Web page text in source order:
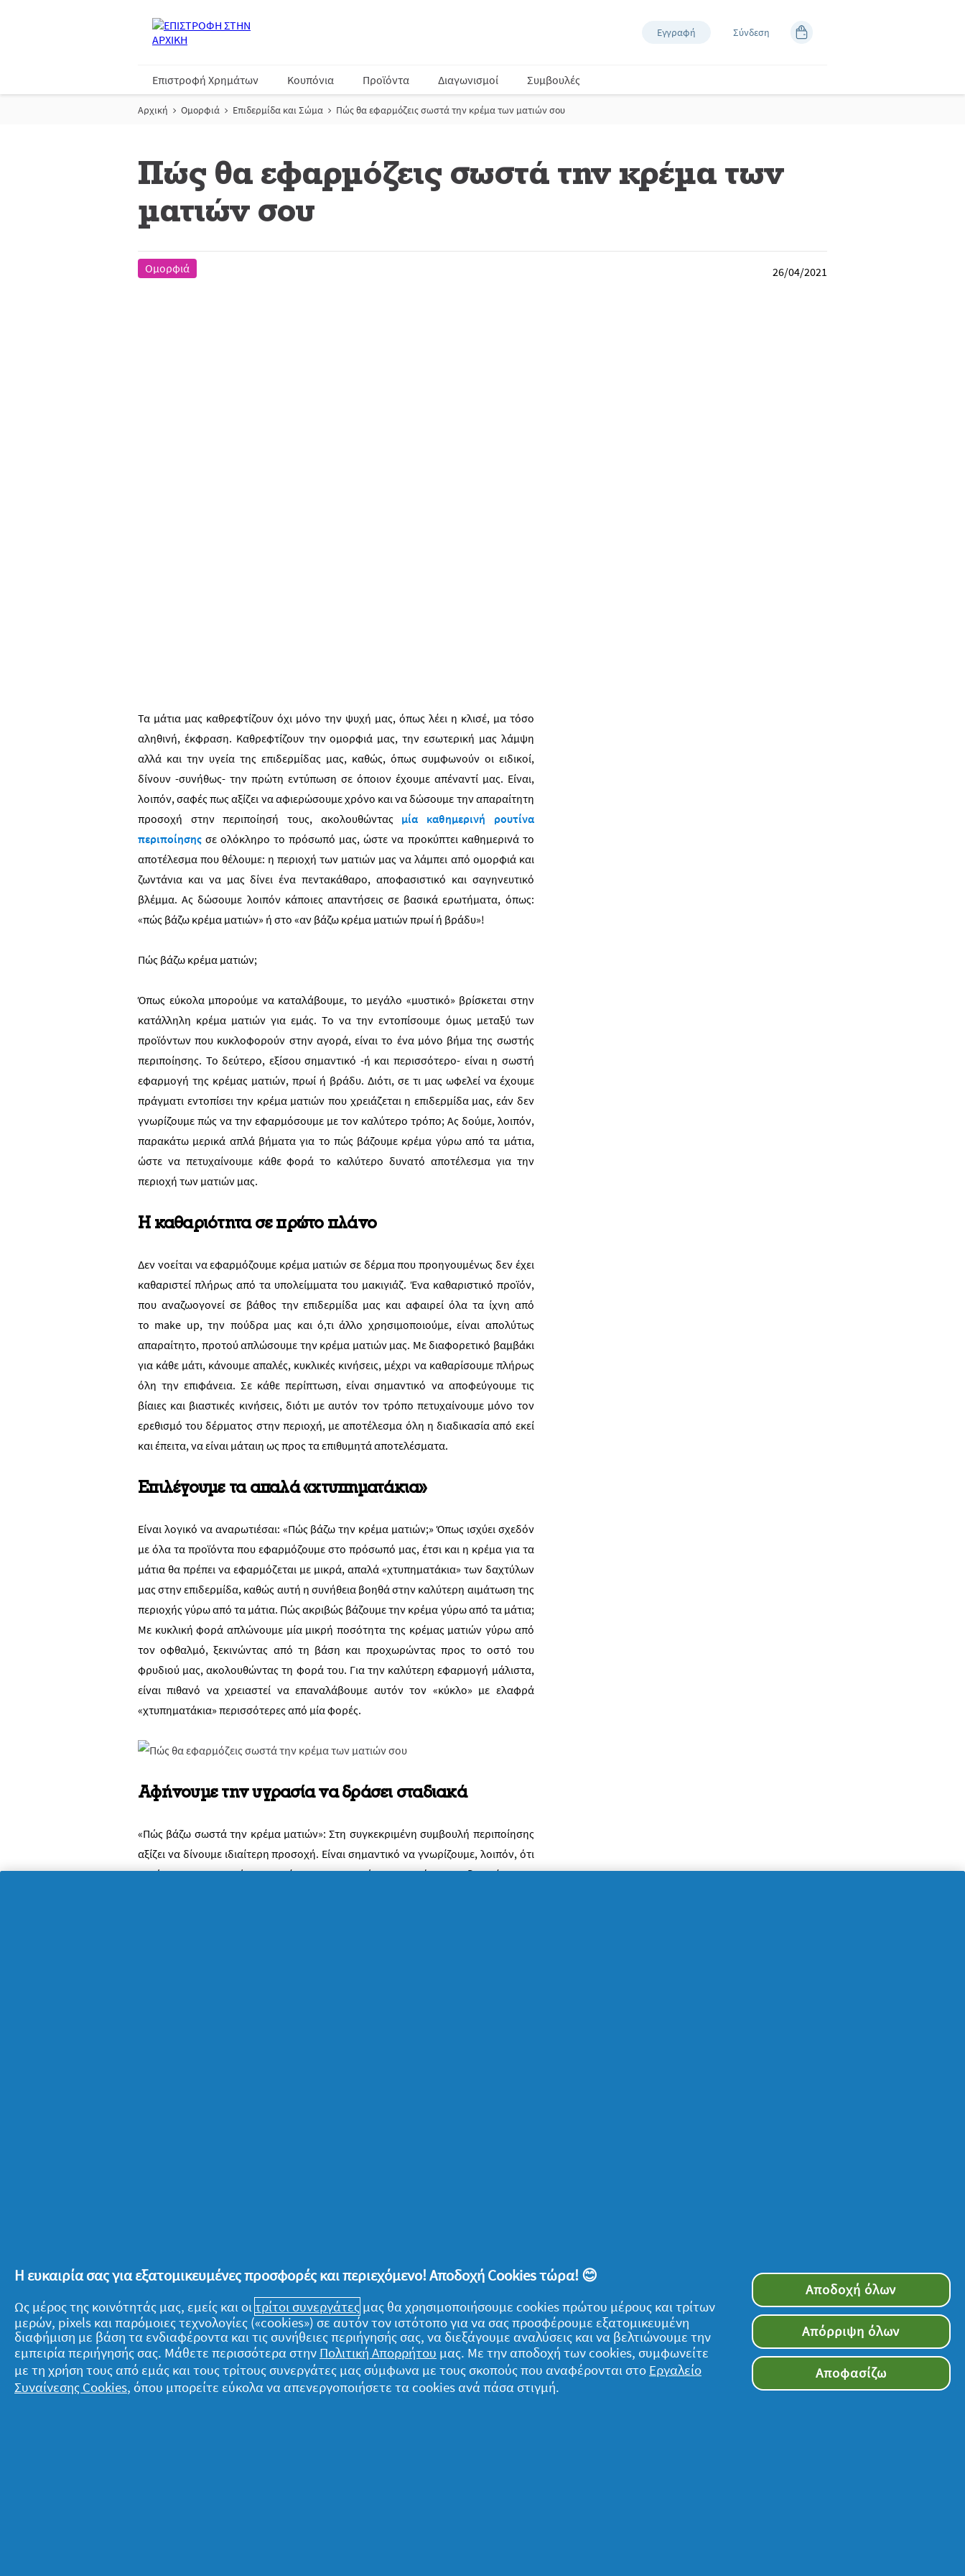
Εγγραφή Σύνδεση
Επιστροφή Χρημάτων Κουπόνια Προϊόντα Διαγωνισμοί Συμβουλές
Αρχική Ομορφιά Επιδερμίδα και Σώμα Πώς θα εφαρμόζεις σωστά την κρέμα των ματιών σου
Πώς θα εφαρμόζεις σωστά την κρέμα των
ματιών σου
Ομορφιά 26/04/2021
Τα μάτια μας καθρεφτίζουν όχι μόνο την ψυχή μας, όπως λέει η κλισέ, μα τόσο
αληθινή, έκφραση. Καθρεφτίζουν την ομορφιά μας, την εσωτερική μας λάμψη
αλλά και την υγεία της επιδερμίδας μας, καθώς, όπως συμφωνούν οι ειδικοί,
δίνουν -συνήθως- την πρώτη εντύπωση σε όποιον έχουμε απέναντί μας. Είναι,
λοιπόν, σαφές πως αξίζει να αφιερώσουμε χρόνο και να δώσουμε την απαραίτητη
προσοχή στην περιποίησή τους, ακολουθώντας μία καθημερινή ρουτίνα
περιποίησης σε ολόκληρο το πρόσωπό μας, ώστε να προκύπτει καθημερινά το
αποτέλεσμα που θέλουμε: η περιοχή των ματιών μας να λάμπει από ομορφιά και
ζωντάνια και να μας δίνει ένα πεντακάθαρο, αποφασιστικό και σαγηνευτικό
βλέμμα. Ας δώσουμε λοιπόν κάποιες απαντήσεις σε βασικά ερωτήματα, όπως:
«πώς βάζω κρέμα ματιών» ή στο «αν βάζω κρέμα ματιών πρωί ή βράδυ»!
Πώς βάζω κρέμα ματιών;
Όπως εύκολα μπορούμε να καταλάβουμε, το μεγάλο «μυστικό» βρίσκεται στην
κατάλληλη κρέμα ματιών για εμάς. Το να την εντοπίσουμε όμως μεταξύ των
προϊόντων που κυκλοφορούν στην αγορά, είναι το ένα μόνο βήμα της σωστής
περιποίησης. Το δεύτερο, εξίσου σημαντικό -ή και περισσότερο- είναι η σωστή
εφαρμογή της κρέμας ματιών, πρωί ή βράδυ. Διότι, σε τι μας ωφελεί να έχουμε
πράγματι εντοπίσει την κρέμα ματιών που χρειάζεται η επιδερμίδα μας, εάν δεν
γνωρίζουμε πώς να την εφαρμόσουμε με τον καλύτερο τρόπο; Ας δούμε, λοιπόν,
παρακάτω μερικά απλά βήματα για το πώς βάζουμε κρέμα γύρω από τα μάτια,
ώστε να πετυχαίνουμε κάθε φορά το καλύτερο δυνατό αποτέλεσμα για την
περιοχή των ματιών μας.
Η καθαριότητα σε πρώτο πλάνο
Δεν νοείται να εφαρμόζουμε κρέμα ματιών σε δέρμα που προηγουμένως δεν έχει
καθαριστεί πλήρως από τα υπολείμματα του μακιγιάζ. Ένα καθαριστικό προϊόν,
που αναζωογονεί σε βάθος την επιδερμίδα μας και αφαιρεί όλα τα ίχνη από
το make up, την πούδρα μας και ό,τι άλλο χρησιμοποιούμε, είναι απολύτως
απαραίτητο, προτού απλώσουμε την κρέμα ματιών μας. Με διαφορετικό βαμβάκι
για κάθε μάτι, κάνουμε απαλές, κυκλικές κινήσεις, μέχρι να καθαρίσουμε πλήρως
όλη την επιφάνεια. Σε κάθε περίπτωση, είναι σημαντικό να αποφεύγουμε τις
βίαιες και βιαστικές κινήσεις, διότι με αυτόν τον τρόπο πετυχαίνουμε μόνο τον
ερεθισμό του δέρματος στην περιοχή, με αποτέλεσμα όλη η διαδικασία από εκεί
και έπειτα, να είναι μάταιη ως προς τα επιθυμητά αποτελέσματα.
Επιλέγουμε τα απαλά «χτυπηματάκια»
Είναι λογικό να αναρωτιέσαι: «Πώς βάζω την κρέμα ματιών;» Όπως ισχύει σχεδόν
με όλα τα προϊόντα που εφαρμόζουμε στο πρόσωπό μας, έτσι και η κρέμα για τα
μάτια θα πρέπει να εφαρμόζεται με μικρά, απαλά «χτυπηματάκια» των δαχτύλων
μας στην επιδερμίδα, καθώς αυτή η συνήθεια βοηθά στην καλύτερη αιμάτωση της
περιοχής γύρω από τα μάτια. Πώς ακριβώς βάζουμε την κρέμα γύρω από τα μάτια;
Με κυκλική φορά απλώνουμε μία μικρή ποσότητα της κρέμας ματιών γύρω από
τον οφθαλμό, ξεκινώντας από τη βάση και προχωρώντας προς το οστό του
φρυδιού μας, ακολουθώντας τη φορά του. Για την καλύτερη εφαρμογή μάλιστα,
είναι πιθανό να χρειαστεί να επαναλάβουμε αυτόν τον «κύκλο» με ελαφρά
«χτυπηματάκια» περισσότερες από μία φορές.
Αφήνουμε την υγρασία να δράσει σταδιακά
«Πώς βάζω σωστά την κρέμα ματιών»: Στη συγκεκριμένη συμβουλή περιποίησης
αξίζει να δίνουμε ιδιαίτερη προσοχή. Είναι σημαντικό να γνωρίζουμε, λοιπόν, ότι
κατά την εφαρμογή της κρέμας για τα μάτια, σκοπός μας δεν είναι να
ματιών με τον κατάλληλο τρόπο.
Πότε βάζω κρέμα ματιών
Τέλος, ίσως να απορείς: «Πότε βάζω κρέμα ματιών, πρωί ή βράδυ;» Το πρωί μόλις
Η ευκαιρία σας για εξατομικευμένες προσφορές και περιεχόμενο! Αποδοχή Cookies τώρα! 😊
Ως μέρος της κοινότητάς μας, εμείς και οιτρίτοι συνεργάτες μας θα χρησιμοποιήσουμε cookies πρώτου μέρους και τρίτων
μερών, pixels και παρόμοιες τεχνολογίες («cookies») σε αυτόν τον ιστότοπο για να σας προσφέρουμε εξατομικευμένη
διαφήμιση με βάση τα ενδιαφέροντα και τις συνήθειες περιήγησής σας, να διεξάγουμε αναλύσεις και να βελτιώνουμε την
εμπειρία περιήγησής σας. Μάθετε περισσότερα στην Πολιτική Απορρήτου μας. Με την αποδοχή των cookies, συμφωνείτε
με τη χρήση τους από εμάς και τους τρίτους συνεργάτες μας σύμφωνα με τους σκοπούς που αναφέρονται στο Εργαλείο
Συναίνεσης Cookies, όπου μπορείτε εύκολα να απενεργοποιήσετε τα cookies ανά πάσα στιγμή.
Αποδοχή όλων
Απόρριψη όλων
Αποφασίζω